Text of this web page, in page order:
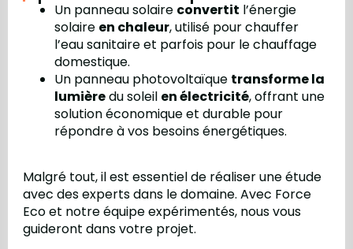
Un panneau solaire convertit l’énergie
solaire en chaleur, utilisé pour chauffer
l’eau sanitaire et parfois pour le chauffage
domestique.
Un panneau photovoltaïque transforme la
lumièredu soleil en électricité, offrant une
solution économique et durable pour
répondre à vos besoins énergétiques.
Malgré tout, il est essentiel de réaliser une étude
avec des experts dans le domaine. Avec Force
Eco et notre équipe expérimentés, nous vous
guideront dans votre projet.